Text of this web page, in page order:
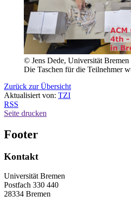
© Jens Dede, Universität Bremen
Die Taschen für die Teilnehmer
Zurück zur Übersicht
Aktualisiert von: TZI
RSS
Seite drucken
Footer
Kontakt
Universität Bremen
Postfach 330 440
28334 Bremen